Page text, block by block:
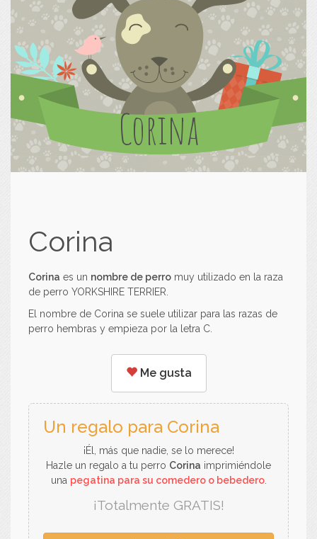
Corina
Corina
Corina es un nombre de perro muy utilizado en la raza
de perro YORKSHIRE TERRIER.
El nombre de Corina se suele utilizar para las razas de
perro hembras y empieza por la letra C.
Me gusta
Un regalo para Corina
¡Él, más que nadie, se lo merece!
Hazle un regalo a tu perro Corina imprimiéndole
una pegatina para su comedero o bebedero.
¡Totalmente GRATIS!